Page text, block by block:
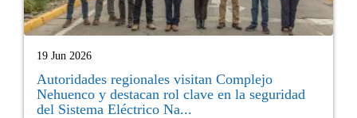
19 Jun 2026
Autoridades regionales visitan Complejo
Nehuenco y destacan rol clave en la seguridad
del Sistema Eléctrico Na...